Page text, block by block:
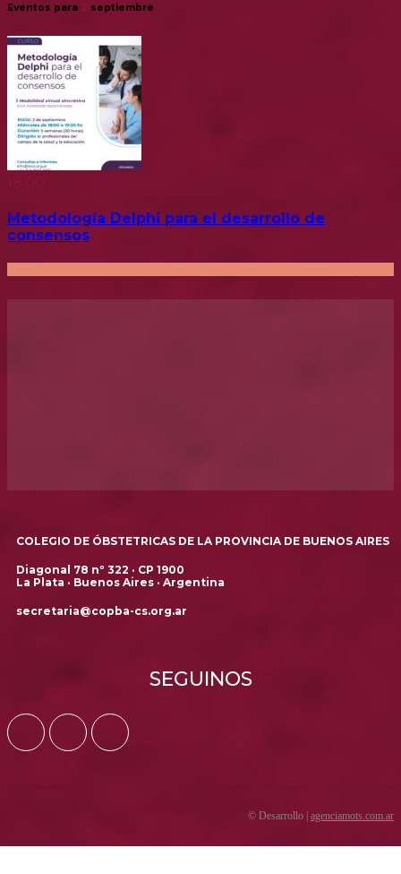
Eventos para septiembre
Metodología Delphi para el desarrollo de
consensos
COLEGIO DE ÓBSTETRICAS DE LA PROVINCIA DE BUENOS AIRES
Diagonal 78 nº 322 · CP 1900
La Plata · Buenos Aires · Argentina
secretaria@copba-cs.org.ar
SEGUINOS
© Desarrollo | agenciamots.com.ar